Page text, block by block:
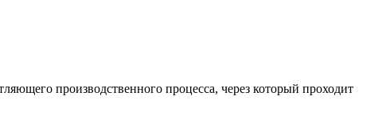
производственного процесса, через который проходит